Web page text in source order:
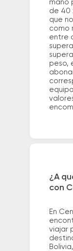
mano
de 40
que
como
entre
peso,
¿A
con
En
viajar